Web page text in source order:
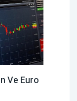
Ve Euro